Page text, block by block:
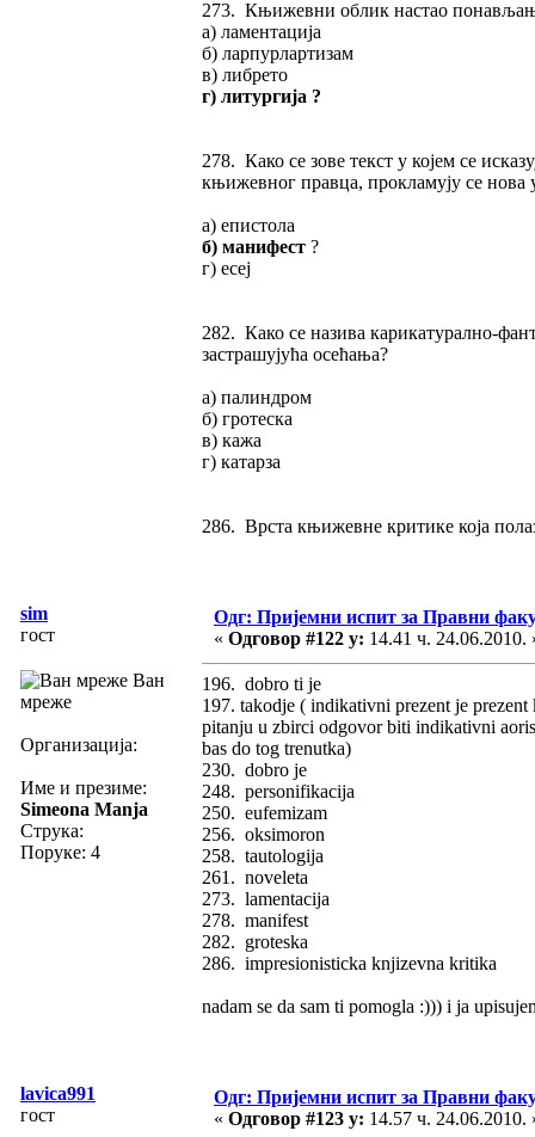
273. Књижевни облик настао
а) ламентација
б) ларпурлартизам
в) либрето
г) литургија ?
278. Како се зове текст у којем се
књижевног правца, прокламују се
а) епистола
б) манифест ?
г) есеј
282. Како се назива карикатурално-
застрашујућа осећања?
а) палиндром
б) гротеска
в) кажа
г) катарза
286. Врста књижевне критике која
sim
гост
Ван
мреже
Организација:
Име и презиме:
Simeona Manja
Струка:
Поруке: 4
Одг: Пријемни испит за Правни
« Одговор #122 у: 14.41 ч. 24.06.2010.
196. dobro ti je
197. takodje ( indikativni prezent je
pitanju u zbirci odgovor biti indikativni
bas do tog trenutka)
230. dobro je
248. personifikacija
250. eufemizam
256. oksimoron
258. tautologija
261. noveleta
273. lamentacija
278. manifest
282. groteska
286. impresionisticka knjizevna kritika
nadam se da sam ti pomogla :))) i ja
lavica991
гост
Одг: Пријемни испит за Правни
« Одговор #123 у: 14.57 ч. 24.06.2010.